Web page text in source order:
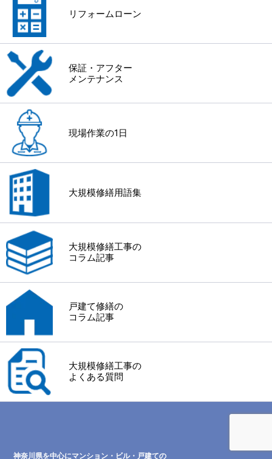
リフォームローン
保証・アフター
メンテナンス
現場作業の1日
大規模修繕用語集
大規模修繕工事の
コラム記事
戸建て修繕の
コラム記事
大規模修繕工事の
よくある質問
神奈川県を中心にマンション・ビル・戸建ての